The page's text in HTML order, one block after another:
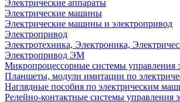
Электрические аппараты
Электрические машины
Электрические машины и электропривод
Электропривод
Электротехника, Электроника,
Электропривод ЭМ
Микропроцессорные системы управления
Планшеты, модули имитации по
Наглядные пособия по электрическим
Релейно-контактные системы управления